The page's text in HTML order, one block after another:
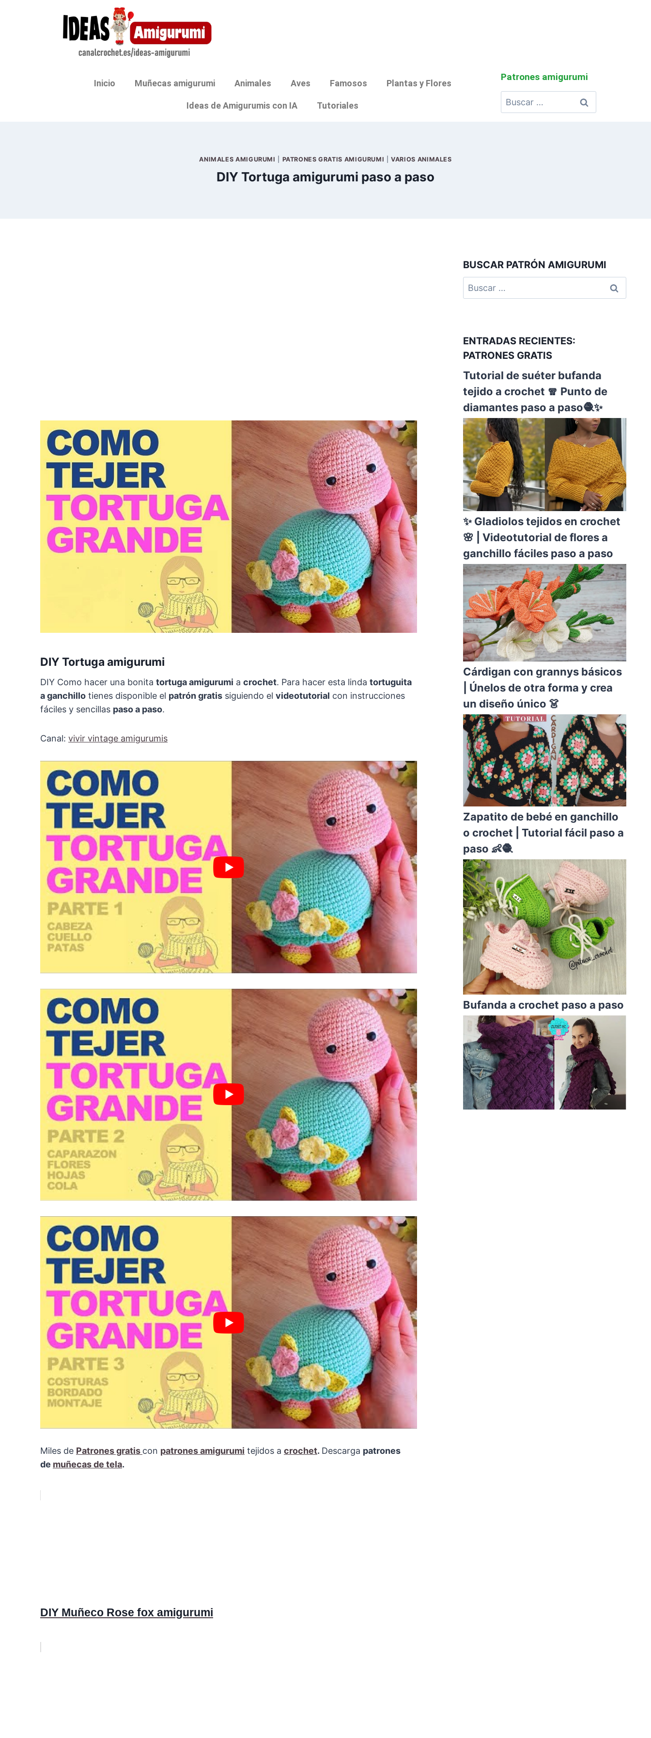
Inicio Muñecas amigurumi Animales Aves Famosos Plantas y Flores
Ideas de Amigurumis con IA Tutoriales
Patrones amigurumi
ANIMALES AMIGURUMI PATRONES GRATIS AMIGURUMI |VARIOS ANIMALES
DIY Tortuga amigurumi paso a paso
DIY Tortuga amigurumi
DIY Como hacer una bonita tortuga amigurumi a crochet. Para hacer esta linda tortuguita
a ganchillo tienes disponible el patrón gratis siguiendo el videotutorial con instrucciones
fáciles y sencillas paso a paso.
Canal: vivir vintage amigurumis
Miles de Patrones gratis con patrones amigurumi tejidos a crochet. Descarga patrones
de muñecas de tela.
DIY Muñeco Rose fox amigurumi
BUSCAR PATRÓN AMIGURUMI
ENTRADAS RECIENTES:
PATRONES GRATIS
Tutorial de suéter bufanda
tejido a crochet 🧣 Punto de
diamantes paso a paso🧶✨
✨ Gladiolos tejidos en crochet
🌸 | Videotutorial de flores a
ganchillo fáciles paso a paso
Cárdigan con grannys básicos
| Únelos de otra forma y crea
un diseño único 👗
Zapatito de bebé en ganchillo
o crochet | Tutorial fácil paso a
paso 👶🧶
Bufanda a crochet paso a paso